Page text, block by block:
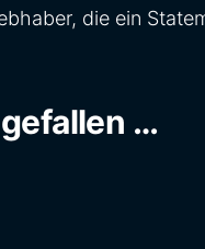
die ein
…